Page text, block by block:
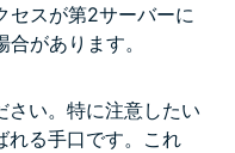
セスが第2サーバーに
があります。
さい。特に注意したい
る手口です。これ